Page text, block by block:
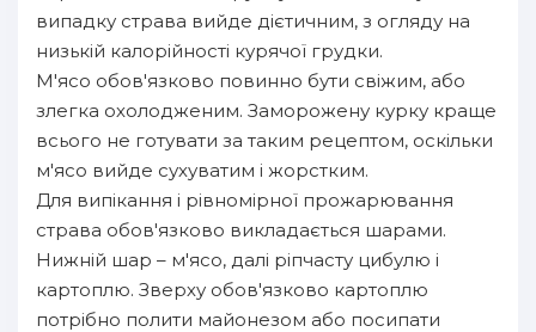
випадку страва вийде дієтичним, з огляду на
низькій калорійності курячої грудки.
М'ясо обов'язково повинно бути свіжим, або
злегка охолодженим. Заморожену курку краще
всього не готувати за таким рецептом, оскільки
м'ясо вийде сухуватим і жорстким.
Для випікання і рівномірної прожарювання
страва обов'язково викладається шарами.
Нижній шар – м'ясо, далі ріпчасту цибулю і
картоплю. Зверху обов'язково картоплю
потрібно полити майонезом або посипати